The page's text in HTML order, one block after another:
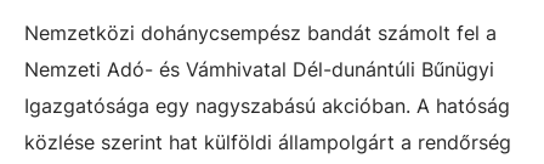
Nemzetközi dohánycsempész bandát számolt fel a
Nemzeti Adó- és Vámhivatal Dél-dunántúli Bűnügyi
Igazgatósága egy nagyszabású akcióban. A hatóság
közlése szerint hat külföldi állampolgárt a rendőrség